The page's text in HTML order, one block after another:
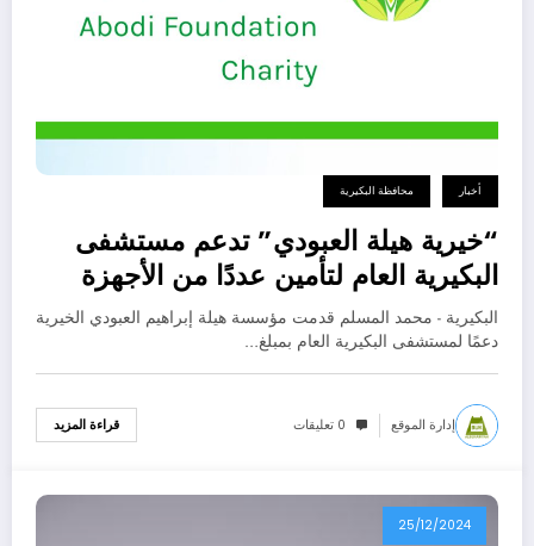
أخبار محافظة البكيرية
“خيرية هيلة العبودي” تدعم مستشفى
البكيرية العام لتأمين عددًا من الأجهزة
الطبية
البكيرية - محمد المسلم قدمت مؤسسة هيلة إبراهيم العبودي الخيرية
دعمًا لمستشفى البكيرية العام بمبلغ…
إدارة الموقع 0 تعليقات قراءة المزيد
25/12/2024